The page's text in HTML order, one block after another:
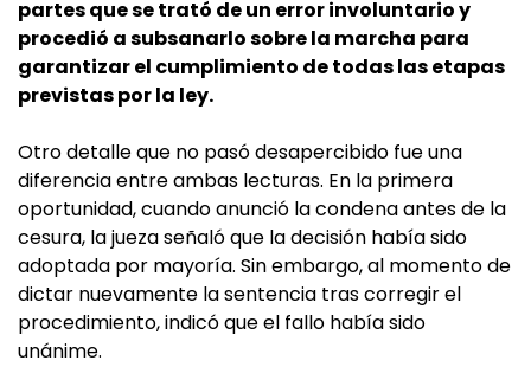
partes que se trató de un error involuntario y
procedió a subsanarlo sobre la marcha para
garantizar el cumplimiento de todas las etapas
previstas por la ley.
Otro detalle que no pasó desapercibido fue una
diferencia entre ambas lecturas. En la primera
oportunidad, cuando anunció la condena antes de la
cesura, la jueza señaló que la decisión había sido
adoptada por mayoría. Sin embargo, al momento de
dictar nuevamente la sentencia tras corregir el
procedimiento, indicó que el fallo había sido
unánime.